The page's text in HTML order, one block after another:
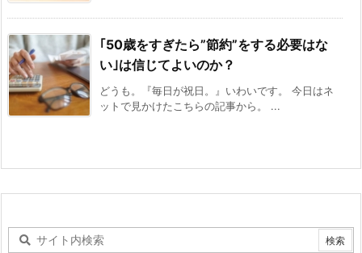
｢50歳をすぎたら”節約”をする必要はな
い｣は信じてよいのか？
どうも。『毎日が祝日。』いわいです。 今日はネ
ットで見かけたこちらの記事から。 ...